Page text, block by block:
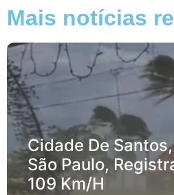
Mais notícias
Cidade De
São Paulo,
109 Km/h